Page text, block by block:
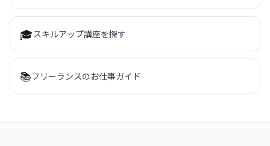
🎓スキルアップ講座を探す
📚フリーランスのお仕事ガイド